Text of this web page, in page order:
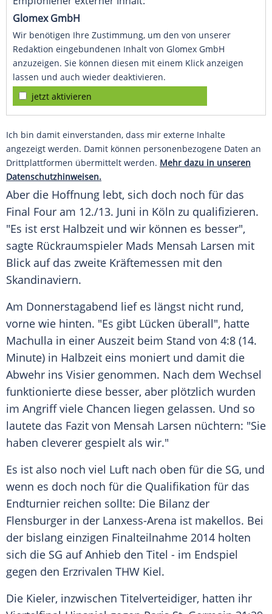
Glomex GmbH
Wir benötigen Ihre Zustimmung, um den von unserer
Redaktion eingebundenen Inhalt von Glomex GmbH
anzuzeigen. Sie können diesen mit einem Klick anzeigen
lassen und auch wieder deaktivieren.
jetzt aktivieren
Ich bin damit einverstanden, dass mir externe Inhalte
angezeigt werden. Damit können personenbezogene Daten an
Drittplattformen übermittelt werden. Mehr dazu in unseren
Datenschutzhinweisen.
Aber die Hoffnung lebt, sich doch noch für das
Final Four am 12./13. Juni in Köln zu qualifizieren.
"Es ist erst Halbzeit und wir können es besser",
sagte Rückraumspieler Mads Mensah Larsen mit
Blick auf das zweite Kräftemessen mit den
Skandinaviern.
Am Donnerstagabend lief es längst nicht rund,
vorne wie hinten. "Es gibt Lücken überall", hatte
Machulla in einer Auszeit beim Stand von 4:8 (14.
Minute) in Halbzeit eins moniert und damit die
Abwehr ins Visier genommen. Nach dem Wechsel
funktionierte diese besser, aber plötzlich wurden
im Angriff viele Chancen liegen gelassen. Und so
lautete das Fazit von Mensah Larsen nüchtern: "Sie
haben cleverer gespielt als wir."
Es ist also noch viel Luft nach oben für die SG, und
wenn es doch noch für die Qualifikation für das
Endturnier reichen sollte: Die Bilanz der
Flensburger in der Lanxess-Arena ist makellos. Bei
der bislang einzigen Finalteilnahme 2014 holten
sich die SG auf Anhieb den Titel - im Endspiel
gegen den Erzrivalen THW Kiel.
Die Kieler, inzwischen Titelverteidiger, hatten ihr